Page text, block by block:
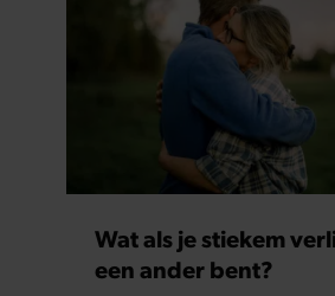
partners kunnen deze gegevens
informatie die u aan ze heeft
verzameld op basis van uw gebruik
gaat akkoord met onze cookies als u
Wat als je stiekem
een ander bent?